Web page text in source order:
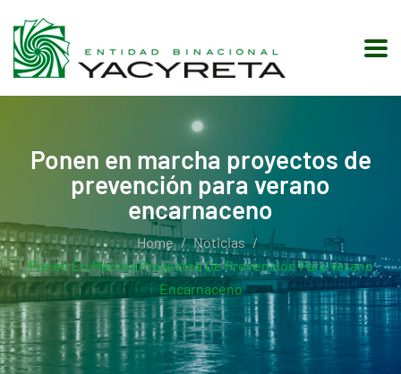
Ponen en marcha proyectos de
prevención para verano
encarnaceno
Home
Noticias
Ponen En Marcha Proyectos De Prevención Para Verano
Encarnaceno